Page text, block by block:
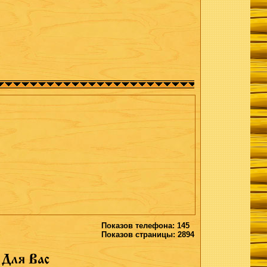
Показов телефона: 145
Показов страницы: 2894
Для Вас